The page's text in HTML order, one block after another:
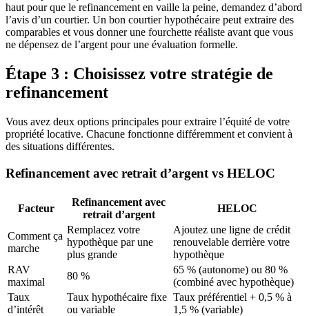
haut pour que le refinancement en vaille la peine, demandez d’abord
l’avis d’un courtier. Un bon courtier hypothécaire peut extraire des
comparables et vous donner une fourchette réaliste avant que vous
ne dépensez de l’argent pour une évaluation formelle.
Étape 3 : Choisissez votre stratégie de
refinancement
Vous avez deux options principales pour extraire l’équité de votre
propriété locative. Chacune fonctionne différemment et convient à
des situations différentes.
Refinancement avec retrait d’argent vs HELOC
Facteur
Refinancement avec
retrait d’argent
HELOC
Comment ça
marche
Remplacez votre
hypothèque par une
plus grande
Ajoutez une ligne de crédit
renouvelable derrière votre
hypothèque
RAV
maximal
80 %
65 % (autonome) ou 80 %
(combiné avec hypothèque)
Taux
d’intérêt
Taux hypothécaire fixe
ou variable
Taux préférentiel + 0,5 % à
1,5 % (variable)